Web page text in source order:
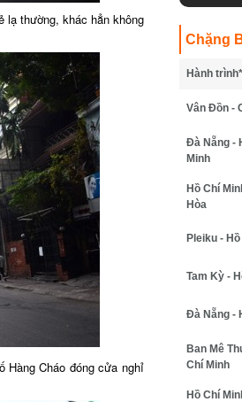
lạ thường, khác hẳn không
Hàng Cháo đóng cửa nghỉ
Chặng
Hành trình*
Vân Đồn -
Đà Nẵng -
Minh
Hồ Chí
Hòa
Pleiku -
Tam Kỳ -
Đà Nẵng -
Ban Mê
Chí Minh
Hồ Chí